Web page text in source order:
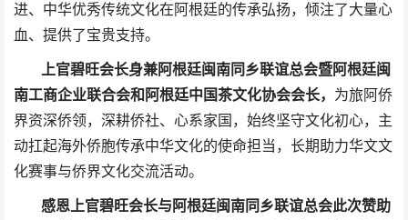
进、中华优秀传统文化在阿根廷的传承弘扬，倾注了大量心
血、提供了宝贵支持。
上官碧旺会长身兼阿根廷闽南同乡联谊总会暨阿根廷闽
南工商企业联合会和阿根廷中国茶文化协会会长， 为旅阿侨
界资深侨领，深耕侨社、心系家国，始终坚守文化初心，主
动扛起海外侨胞传承中华文化的使命担当，长期助力华文文
化赛事与侨界文化交流活动。
感恩上官碧旺会长与阿根廷闽南同乡联谊总会此次赞助